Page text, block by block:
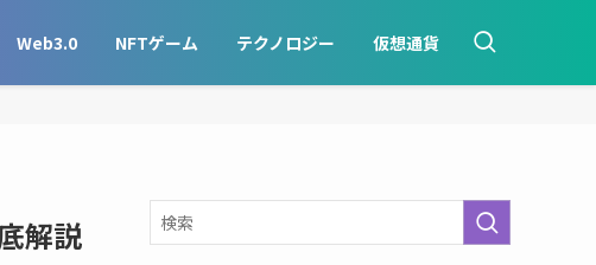
Web3.0 NFTゲーム テクノロジー 仮想通貨
解説